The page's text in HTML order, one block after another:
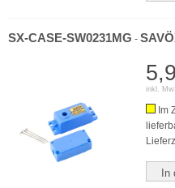
SX-CASE-SW0231MG -
inkl.
Im
In